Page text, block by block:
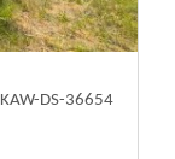
KAW-DS-36654